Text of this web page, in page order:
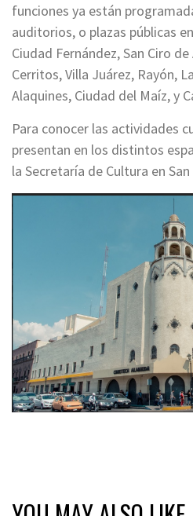
funciones ya están
auditorios, o plazas públicas
Ciudad Fernández, San Ciro
Cerritos, Villa Juárez, Rayón,
Alaquines, Ciudad del Maíz, y
Para conocer las actividades
presentan en los distintos
la Secretaría de Cultura en